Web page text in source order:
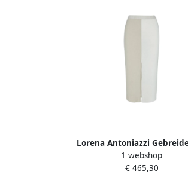
Lorena Antoniazzi
Beige Dames
1 webshop
€ 465,30